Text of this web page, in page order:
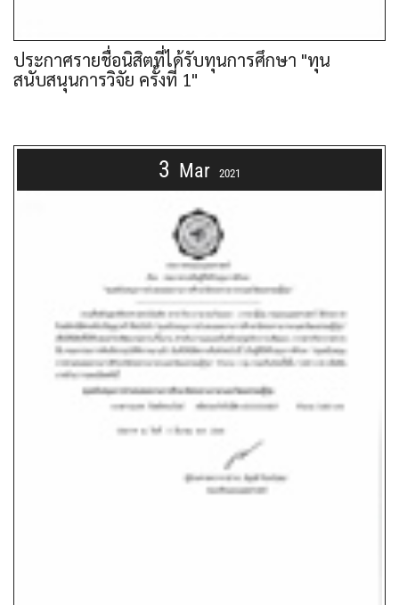
ประกาศรายชื่อนิสิตที่ได้รับทุนการศึกษา "ทุน
สนับสนุนการวิจัย ครั้งที่ 1"
3 Mar 2021